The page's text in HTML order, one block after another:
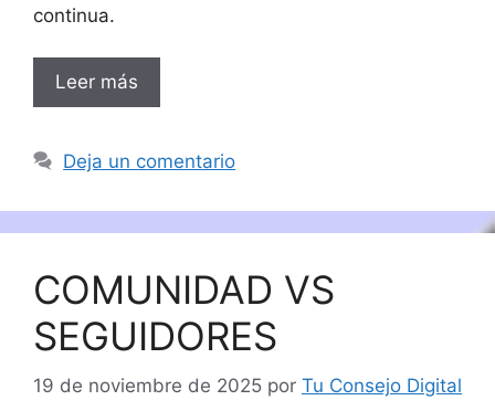
continua.
Leer más
Deja un comentario
COMUNIDAD VS
SEGUIDORES
19 de noviembre de 2025 por Tu Consejo Digital